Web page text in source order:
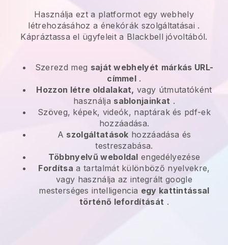
Használja ezt a platformot egy webhely
létrehozásához a énekórák szolgáltatásai .
Kápráztassa el ügyfeleit a Blackbell jóvoltából.
Szerezd meg saját webhelyét márkás URL-
címmel .
Hozzon létre oldalakat, vagy útmutatóként
használja sablonjainkat .
Szöveg, képek, videók, naptárak és pdf-ek
hozzáadása.
A szolgáltatások hozzáadása és
testreszabása.
Többnyelvű weboldal engedélyezése
Fordítsa a tartalmát különböző nyelvekre,
vagy használja az integrált google
mesterséges intelligencia egy kattintással
történő lefordítását .